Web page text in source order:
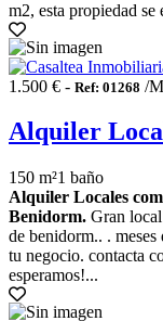
m2, esta propiedad
1.500 € - Ref: 01268 /
Alquiler
150 m²1 baño
Alquiler Locales
Benidorm. Gran
de benidorm.. .
tu negocio. contacta
esperamos!...